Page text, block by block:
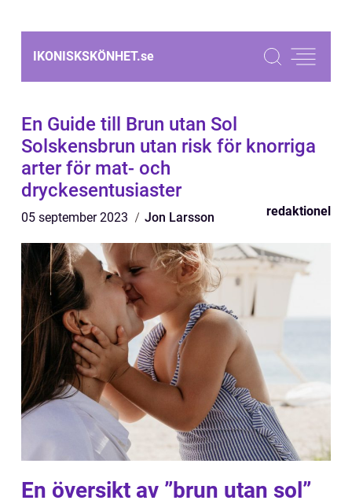
IKONISKSKÖNHET.se
En Guide till Brun utan Sol
Solskensbrun utan risk för knorriga
arter för mat- och
dryckesentusiaster
05 september 2023 Jon Larsson redaktionel
En översikt av ”brun utan sol”